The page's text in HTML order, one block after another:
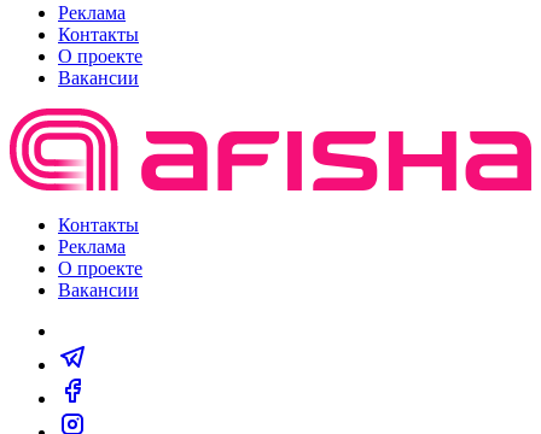
Реклама
Контакты
О проекте
Вакансии
Контакты
Реклама
О проекте
Вакансии